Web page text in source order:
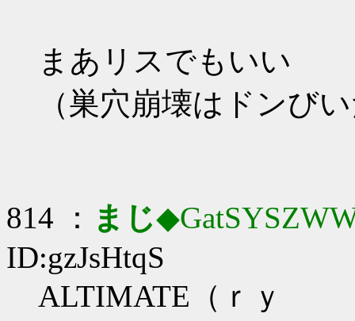
まあリスでもいい
（巣穴崩壊はドンび
814 ： まじ
ID:gzJsHtqS
ALTIMATE（ｒｙ